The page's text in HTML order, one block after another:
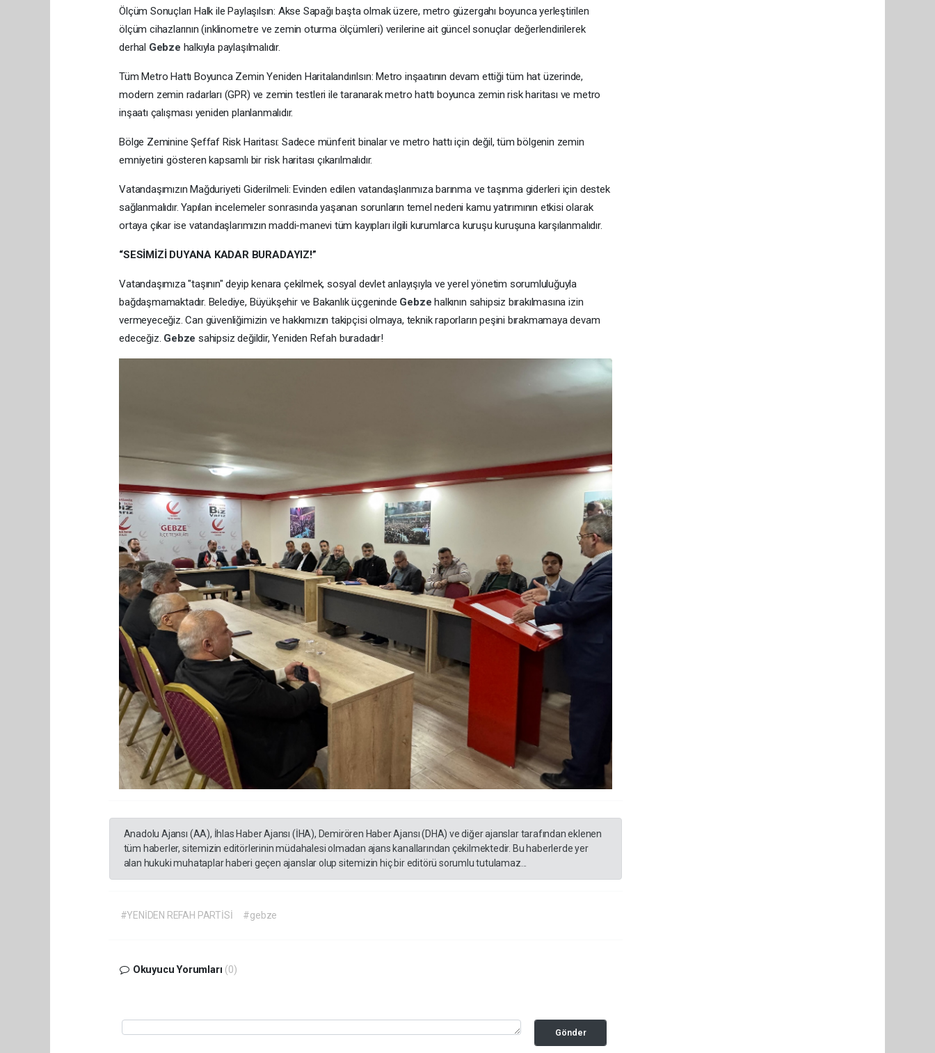
Ölçüm Sonuçları Halk ile Paylaşılsın: Akse Sapağı başta olmak üzere, metro güzergahı boyunca yerleştirilen
ölçüm cihazlarının (inklinometre ve zemin oturma ölçümleri) verilerine ait güncel sonuçlar değerlendirilerek
derhal Gebze halkıyla paylaşılmalıdır.
Tüm Metro Hattı Boyunca Zemin Yeniden Haritalandırılsın: Metro inşaatının devam ettiği tüm hat üzerinde,
modern zemin radarları (GPR) ve zemin testleri ile taranarak metro hattı boyunca zemin risk haritası ve metro
inşaatı çalışması yeniden planlanmalıdır.
Bölge Zeminine Şeffaf Risk Haritası: Sadece münferit binalar ve metro hattı için değil, tüm bölgenin zemin
emniyetini gösteren kapsamlı bir risk haritası çıkarılmalıdır.
Vatandaşımızın Mağduriyeti Giderilmeli: Evinden edilen vatandaşlarımıza barınma ve taşınma giderleri için destek
sağlanmalıdır. Yapılan incelemeler sonrasında yaşanan sorunların temel nedeni kamu yatırımının etkisi olarak
ortaya çıkar ise vatandaşlarımızın maddi-manevi tüm kayıpları ilgili kurumlarca kuruşu kuruşuna karşılanmalıdır.
“SESİMİZİ DUYANA KADAR BURADAYIZ!”
Vatandaşımıza "taşının" deyip kenara çekilmek, sosyal devlet anlayışıyla ve yerel yönetim sorumluluğuyla
bağdaşmamaktadır. Belediye, Büyükşehir ve Bakanlık üçgeninde Gebzehalkının sahipsiz bırakılmasına izin
vermeyeceğiz. Can güvenliğimizin ve hakkımızın takipçisi olmaya, teknik raporların peşini bırakmamaya devam
edeceğiz. Gebzesahipsiz değildir, Yeniden Refah buradadır!
Anadolu Ajansı (AA), İhlas Haber Ajansı (İHA), Demirören Haber Ajansı (DHA) ve diğer ajanslar tarafından eklenen
tüm haberler, sitemizin editörlerinin müdahalesi olmadan ajans kanallarından çekilmektedir. Bu haberlerde yer
alan hukuki muhataplar haberi geçen ajanslar olup sitemizin hiç bir editörü sorumlu tutulamaz...
#YENİDEN REFAH PARTİSİ #gebze
Okuyucu Yorumları (0)
Gönder